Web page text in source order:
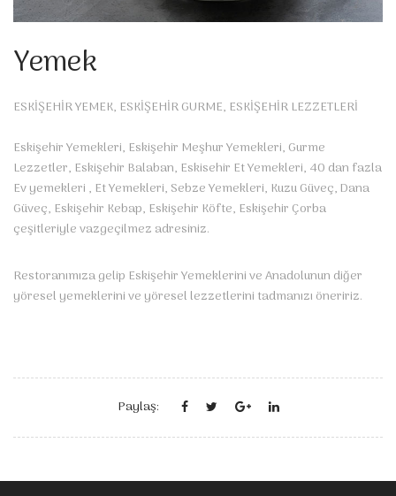
Yemek
ESKİŞEHİR YEMEK, ESKİŞEHİR GURME, ESKİŞEHİR LEZZETLERİ
Eskişehir Yemekleri, Eskişehir Meşhur Yemekleri, Gurme
Lezzetler, Eskişehir Balaban, Eskisehir Et Yemekleri, 40 dan fazla
Ev yemekleri , Et Yemekleri, Sebze Yemekleri, Kuzu Güveç, Dana
Güveç, Eskişehir Kebap, Eskişehir Köfte, Eskişehir Çorba
çeşitleriyle vazgeçilmez adresiniz.
Restoranımıza gelip Eskişehir Yemeklerini ve Anadolunun diğer
yöresel yemeklerini ve yöresel lezzetlerini tadmanızı öneririz.
Paylaş: